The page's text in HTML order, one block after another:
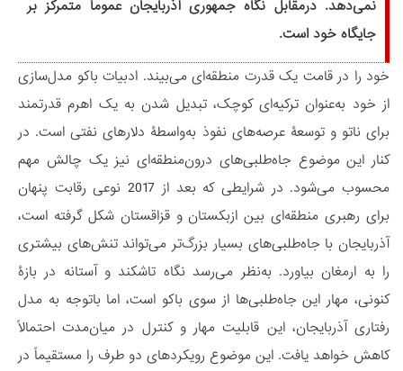
نمی‌دهد. درمقابل نگاه جمهوری آذربایجان عموماً متمرکز بر
جایگاه خود است.
خود را در قامت یک قدرت منطقه‌ای می‌بیند. ادبیات باکو مدل‌سازی
از خود به‌عنوان ترکیه‌ای کوچک، تبدیل شدن به یک اهرم قدرتمند
برای ناتو و توسعۀ عرصه‌های نفوذ به‌واسطۀ دلارهای نفتی است. در
کنار این موضوع جاه‌طلبی‌های درون‌منطقه‌ای نیز یک چالش مهم
محسوب می‌شود. در شرایطی که بعد از 2017 نوعی رقابت پنهان
برای رهبری منطقه‌ای بین ازبکستان و قزاقستان شکل گرفته است،
آذربایجان با جاه‌طلبی‌های بسیار بزرگ‌تر می‌تواند تنش‌های بیشتری
را به ارمغان بیاورد. به‌نظر می‌رسد نگاه تاشکند و آستانه در بازۀ
کنونی، مهار این جاه‌طلبی‌ها از سوی باکو است، اما باتوجه به مدل
رفتاری آذربایجان، این قابلیت مهار و کنترل در میان‌مدت احتمالاً
کاهش خواهد یافت. این موضوع رویکردهای دو طرف را مستقیماً در